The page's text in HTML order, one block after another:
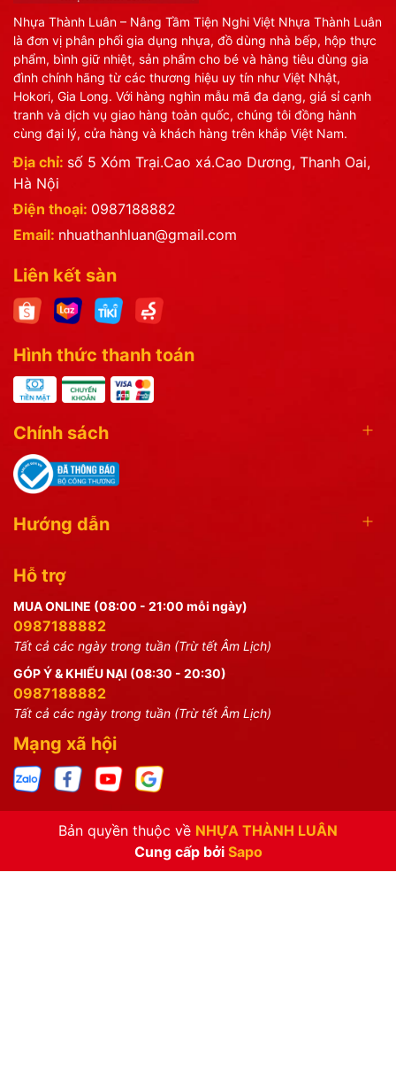
Nhựa Thành Luân – Nâng Tầm Tiện Nghi Việt Nhựa Thành Luân
là đơn vị phân phối gia dụng nhựa, đồ dùng nhà bếp, hộp thực
phẩm, bình giữ nhiệt, sản phẩm cho bé và hàng tiêu dùng gia
đình chính hãng từ các thương hiệu uy tín như Việt Nhật,
Hokori, Gia Long. Với hàng nghìn mẫu mã đa dạng, giá sỉ cạnh
tranh và dịch vụ giao hàng toàn quốc, chúng tôi đồng hành
cùng đại lý, cửa hàng và khách hàng trên khắp Việt Nam.
Địa chỉ: số 5 Xóm Trại.Cao xá.Cao Dương, Thanh Oai,
Hà Nội
Điện thoại: 0987188882
Email: nhuathanhluan@gmail.com
Liên kết sàn
Hình thức thanh toán
Chính sách
Hướng dẫn
Hỗ trợ
MUA ONLINE (08:00 - 21:00 mỗi ngày)
0987188882
Tất cả các ngày trong tuần (Trừ tết Âm Lịch)
GÓP Ý & KHIẾU NẠI (08:30 - 20:30)
0987188882
Tất cả các ngày trong tuần (Trừ tết Âm Lịch)
Mạng xã hội
Bản quyền thuộc về NHỰA THÀNH LUÂN
Cung cấp bởi Sapo